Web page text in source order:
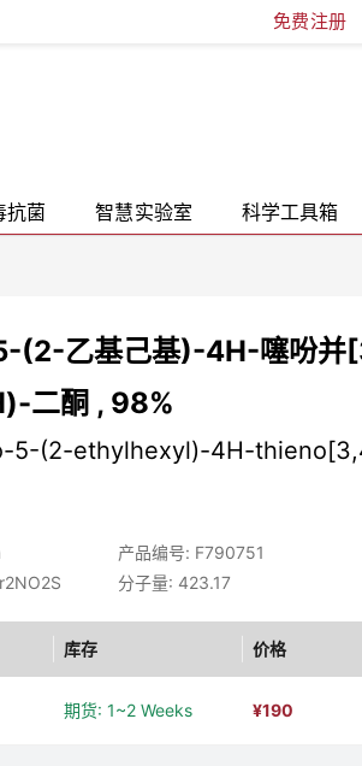
免费注册
抗菌 智慧实验室 科学工具箱
(2-乙基己基)-4H-噻吩
二酮 , 98%
5-(2-ethylhexyl)-4H-
产品编号: F790751
分子量: 423.17
库存 价格
期货: 1~2 Weeks ¥190